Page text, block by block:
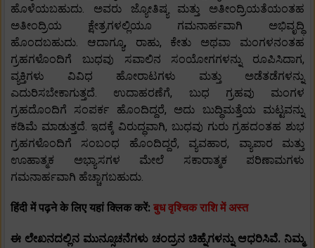
ಹೊಳೆಯಬಹುದು. ಅವರು ಜ್ಯೋತಿಷ್ಯ ಮತ್ತು ಅತೀಂದ್ರಿಯತೆಯಂತಹ
ಅತೀಂದ್ರಿಯ ಕ್ಷೇತ್ರಗಳಲ್ಲಿಯೂ ಗಮನಾರ್ಹವಾಗಿ ಅಭಿವೃದ್ಧಿ
ಹೊಂದಬಹುದು. ಆದಾಗ್ಯೂ, ರಾಹು, ಕೇತು ಅಥವಾ ಮಂಗಳನಂತಹ
ಗ್ರಹಗಳೊಂದಿಗೆ ಬುಧವು ಸವಾಲಿನ ಸಂಯೋಗಗಳನ್ನು ರೂಪಿಸಿದಾಗ,
ವ್ಯಕ್ತಿಗಳು ವಿವಿಧ ಹೋರಾಟಗಳು ಮತ್ತು ಅಡೆತಡೆಗಳನ್ನು
ಎದುರಿಸಬೇಕಾಗುತ್ತದೆ. ಉದಾಹರಣೆಗೆ, ಬುಧ ಗ್ರಹವು ಮಂಗಳ
ಗ್ರಹದೊಂದಿಗೆ ಸಂಪರ್ಕ ಹೊಂದಿದ್ದರೆ, ಅದು ಬುದ್ಧಿಮತ್ತೆಯ ಮಟ್ಟವನ್ನು
ಕಡಿಮೆ ಮಾಡುತ್ತದೆ. ಇದಕ್ಕೆ ವಿರುದ್ಧವಾಗಿ, ಬುಧವು ಗುರು ಗ್ರಹದಂತಹ ಶುಭ
ಗ್ರಹಗಳೊಂದಿಗೆ ಸಂಬಂಧ ಹೊಂದಿದ್ದರೆ, ವ್ಯವಹಾರ, ವ್ಯಾಪಾರ ಮತ್ತು
ಊಹಾತ್ಮಕ ಅಭ್ಯಾಸಗಳ ಮೇಲೆ ಸಕಾರಾತ್ಮಕ ಪರಿಣಾಮಗಳು
ಗಮನಾರ್ಹವಾಗಿ ಹೆಚ್ಚಾಗಬಹುದು.
हिंदी में पढ़ने के लिए यहां क्लिक करें: बुध वृश्चिक राशि में अस्त
ಈ ಲೇಖನದಲ್ಲಿನ ಮುನ್ಸೂಚನೆಗಳು ಚಂದ್ರನ ಚಿಹ್ನೆಗಳನ್ನು ಆಧರಿಸಿವೆ. ನಿಮ್ಮ